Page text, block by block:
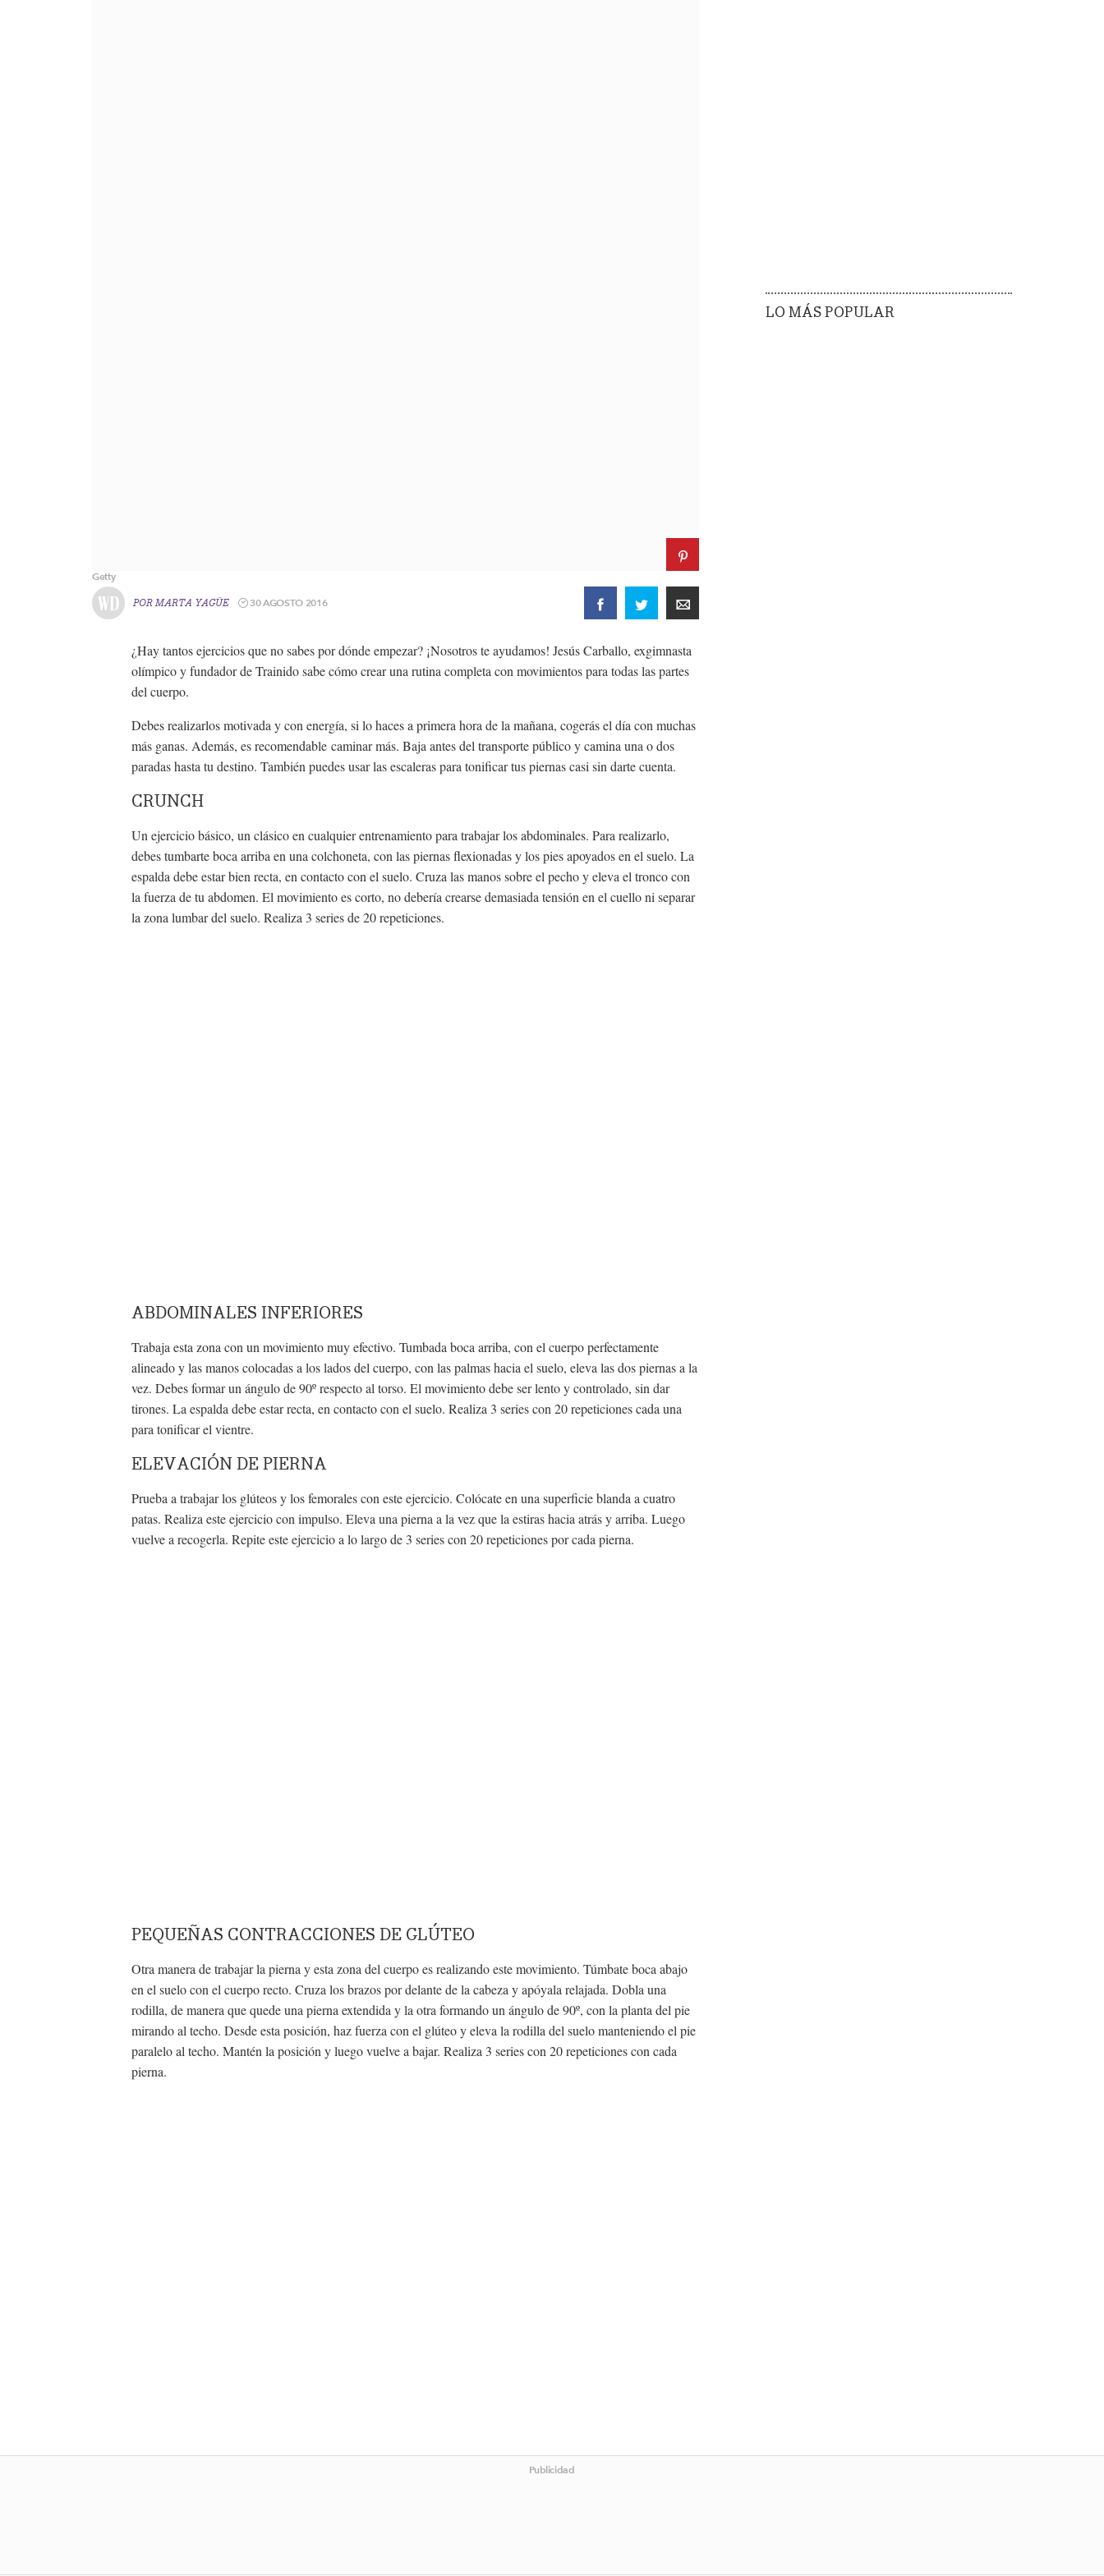
LO MÁS POPULAR
Getty
POR MARTA YAGÜE 30 AGOSTO 2016
¿Hay tantos ejercicios que no sabes por dónde empezar? ¡Nosotros te ayudamos! Jesús Carballo, exgimnasta
olímpico y fundador de Trainido sabe cómo crear una rutina completa con movimientos para todas las partes
del cuerpo.
Debes realizarlos motivada y con energía, si lo haces a primera hora de la mañana, cogerás el día con muchas
más ganas. Además, es recomendable caminar más. Baja antes del transporte público y camina una o dos
paradas hasta tu destino. También puedes usar las escaleras para tonificar tus piernas casi sin darte cuenta.
CRUNCH
Un ejercicio básico, un clásico en cualquier entrenamiento para trabajar los abdominales. Para realizarlo,
debes tumbarte boca arriba en una colchoneta, con las piernas flexionadas y los pies apoyados en el suelo. La
espalda debe estar bien recta, en contacto con el suelo. Cruza las manos sobre el pecho y eleva el tronco con
la fuerza de tu abdomen. El movimiento es corto, no debería crearse demasiada tensión en el cuello ni separar
la zona lumbar del suelo. Realiza 3 series de 20 repeticiones.
ABDOMINALES INFERIORES
Trabaja esta zona con un movimiento muy efectivo. Tumbada boca arriba, con el cuerpo perfectamente
alineado y las manos colocadas a los lados del cuerpo, con las palmas hacia el suelo, eleva las dos piernas a la
vez. Debes formar un ángulo de 90º respecto al torso. El movimiento debe ser lento y controlado, sin dar
tirones. La espalda debe estar recta, en contacto con el suelo. Realiza 3 series con 20 repeticiones cada una
para tonificar el vientre.
ELEVACIÓN DE PIERNA
Prueba a trabajar los glúteos y los femorales con este ejercicio. Colócate en una superficie blanda a cuatro
patas. Realiza este ejercicio con impulso. Eleva una pierna a la vez que la estiras hacia atrás y arriba. Luego
vuelve a recogerla. Repite este ejercicio a lo largo de 3 series con 20 repeticiones por cada pierna.
PEQUEÑAS CONTRACCIONES DE GLÚTEO
Otra manera de trabajar la pierna y esta zona del cuerpo es realizando este movimiento. Túmbate boca abajo
en el suelo con el cuerpo recto. Cruza los brazos por delante de la cabeza y apóyala relajada. Dobla una
rodilla, de manera que quede una pierna extendida y la otra formando un ángulo de 90º, con la planta del pie
mirando al techo. Desde esta posición, haz fuerza con el glúteo y eleva la rodilla del suelo manteniendo el pie
paralelo al techo. Mantén la posición y luego vuelve a bajar. Realiza 3 series con 20 repeticiones con cada
pierna.
Publicidad